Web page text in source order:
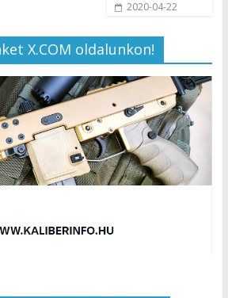
2020-04-22
X.COM oldalunkon!